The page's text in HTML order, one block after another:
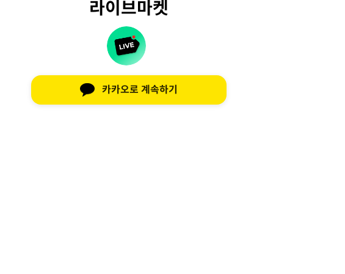
라이브마켓
카카오로 계속하기